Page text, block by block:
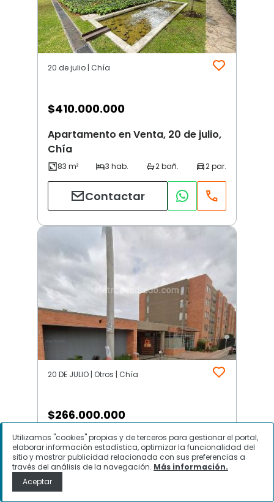
20 de julio | Chía
$410.000.000
Apartamento en Venta, 20 de julio,
Chía
Contactar
20 DE JULIO | Otros | Chía
$266.000.000
Apartamento en Venta, 20 DE
JULIO, Chía
Utilizamos "cookies" propias y de terceros para gestionar el portal,
elaborar información estadística, optimizar la funcionalidad del
sitio y mostrar publicidad relacionada con sus preferencias a
través del análisis de la navegación. Más información.
Aceptar